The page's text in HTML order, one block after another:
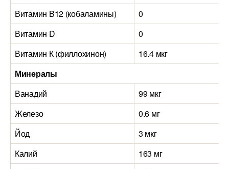
Витамин B12 (кобаламины)
0
Витамин D
0
Витамин К (филлохинон)
16.4 мкг
Минералы
Ванадий
99 мкг
Железо
0.6 мг
Йод
3 мкг
Калий
163 мг